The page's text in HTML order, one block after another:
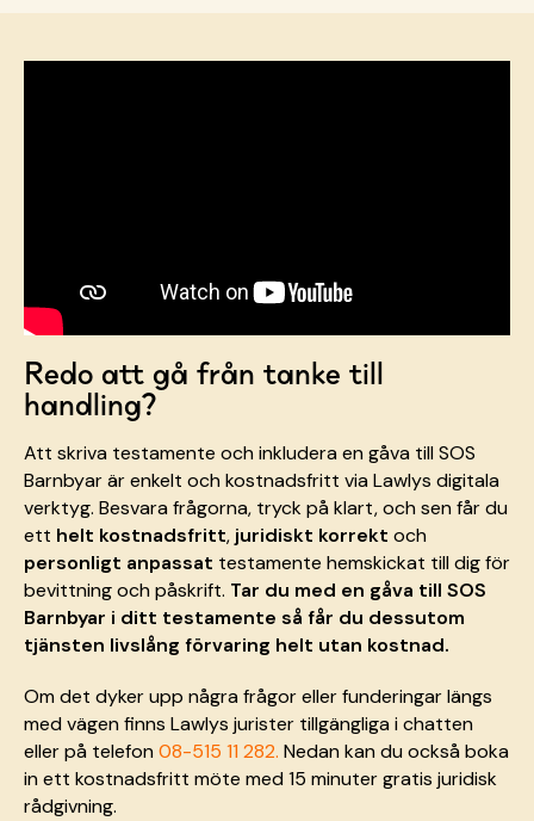
Redo att gå från tanke till
handling?
Att skriva testamente och inkludera en gåva till SOS
Barnbyar är enkelt och kostnadsfritt via Lawlys digitala
verktyg. Besvara frågorna, tryck på klart, och sen får du
ett helt kostnadsfritt, juridiskt korrekt och
personligt anpassat testamente hemskickat till dig för
bevittning och påskrift. Tar du med en gåva till SOS
Barnbyar i ditt testamente så får du dessutom
tjänsten livslång förvaring helt utan kostnad.
Om det dyker upp några frågor eller funderingar längs
med vägen finns Lawlys jurister tillgängliga i chatten
eller på telefon08-515 11 282. Nedan kan du också boka
in ett kostnadsfritt möte med 15 minuter gratis juridisk
rådgivning.